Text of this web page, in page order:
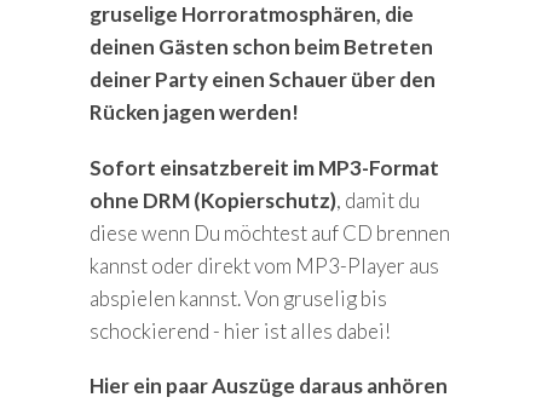
gruselige Horroratmosphären, die
deinen Gästen schon beim Betreten
deiner Party einen Schauer über den
Rücken jagen werden!
Sofort einsatzbereit im MP3-Format
ohne DRM (Kopierschutz), damit du
diese wenn Du möchtest auf CD brennen
kannst oder direkt vom MP3-Player aus
abspielen kannst. Von gruselig bis
schockierend - hier ist alles dabei!
Hier ein paar Auszüge daraus anhören